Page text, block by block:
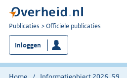
U
bent
nu
hier:
Publicaties Officiële publicaties
Inloggen